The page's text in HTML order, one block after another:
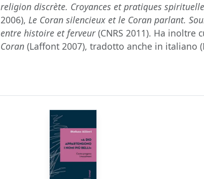
religion discrète. Croyances et pratiques
2006),Le Coran silencieux et le Coran parlant.
entre histoire et ferveur(CNRS 2011). Ha inoltre
Coran (Laffont 2007), tradotto anche in italiano